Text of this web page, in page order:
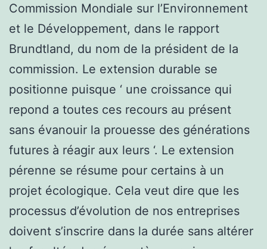
Commission Mondiale sur l’Environnement
et le Développement, dans le rapport
Brundtland, du nom de la président de la
commission. Le extension durable se
positionne puisque ‘ une croissance qui
repond a toutes ces recours au présent
sans évanouir la prouesse des générations
futures à réagir aux leurs ‘. Le extension
pérenne se résume pour certains à un
projet écologique. Cela veut dire que les
processus d’évolution de nos entreprises
doivent s’inscrire dans la durée sans altérer